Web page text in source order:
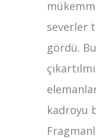
severler
gördü.
kadroyu